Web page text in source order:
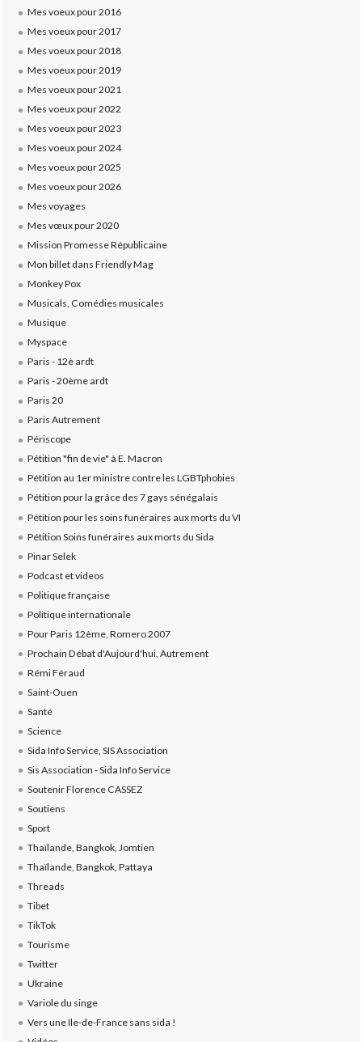
Mes voeux pour 2016
Mes voeux pour 2017
Mes voeux pour 2018
Mes voeux pour 2019
Mes voeux pour 2021
Mes voeux pour 2022
Mes voeux pour 2023
Mes voeux pour 2024
Mes voeux pour 2025
Mes voeux pour 2026
Mes voyages
Mes vœux pour 2020
Mission Promesse Républicaine
Mon billet dans Friendly Mag
Monkey Pox
Musicals, Comédies musicales
Musique
Myspace
Paris - 12è ardt
Paris - 20ème ardt
Paris 20
Paris Autrement
Périscope
Pétition "fin de vie" à E. Macron
Pétition au 1er ministre contre les LGBTphobies
Pétition pour la grâce des 7 gays sénégalais
Pétition pour les soins funéraires aux morts du VI
Pétition Soins funéraires aux morts du Sida
Pinar Selek
Podcast et videos
Politique française
Politique internationale
Pour Paris 12ème, Romero 2007
Prochain Débat d'Aujourd'hui, Autrement
Rémi Féraud
Saint-Ouen
Santé
Science
Sida Info Service, SIS Association
Sis Association - Sida Info Service
Soutenir Florence CASSEZ
Soutiens
Sport
Thaïlande, Bangkok, Jomtien
Thaïlande, Bangkok, Pattaya
Threads
Tibet
TikTok
Tourisme
Twitter
Ukraine
Variole du singe
Vers une Ile-de-France sans sida !